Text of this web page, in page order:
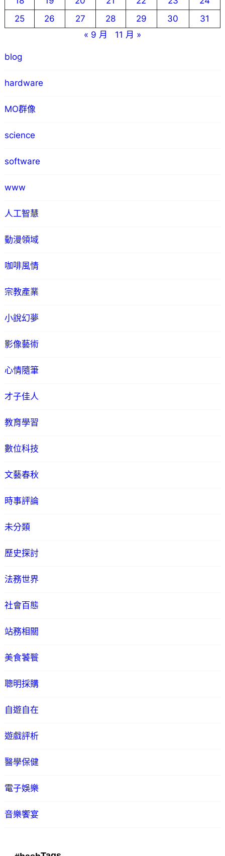
25
26 27 28 29 30
31
« 9 月
11 月 »
blog
hardware
MO群像
science
software
www
人工智慧
動漫領域
咖啡風情
宗教產業
小說幻夢
影像藝術
心情隨筆
才子佳人
教育學習
數位科技
文藝春秋
時事評論
未分類
歷史探討
法務世界
社會百態
站務相關
美食饕餮
聰明採購
自遊自在
遊戲評析
醫學保健
電子娛樂
音樂饗宴